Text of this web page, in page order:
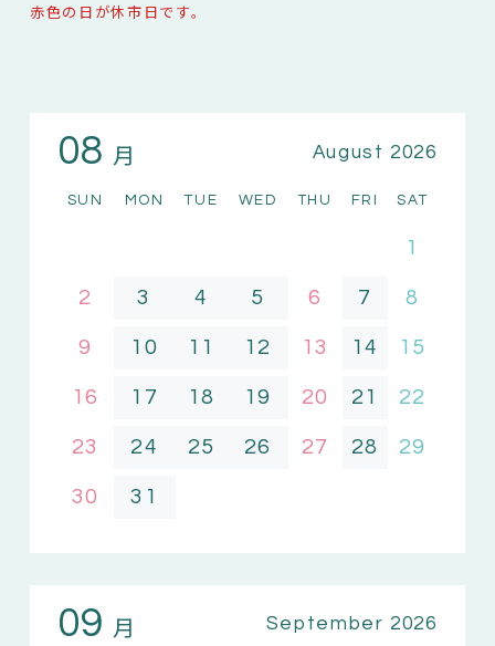
赤色の日が休市日です。
08 月 August 2026
SUN MON TUE WED THU FRI SAT
1
2 3 4 5 6 7 8
9 10 11 12 13 14 15
16 17 18 19 20 21 22
23 24 25 26 27 28 29
30 31
09 月 September 2026